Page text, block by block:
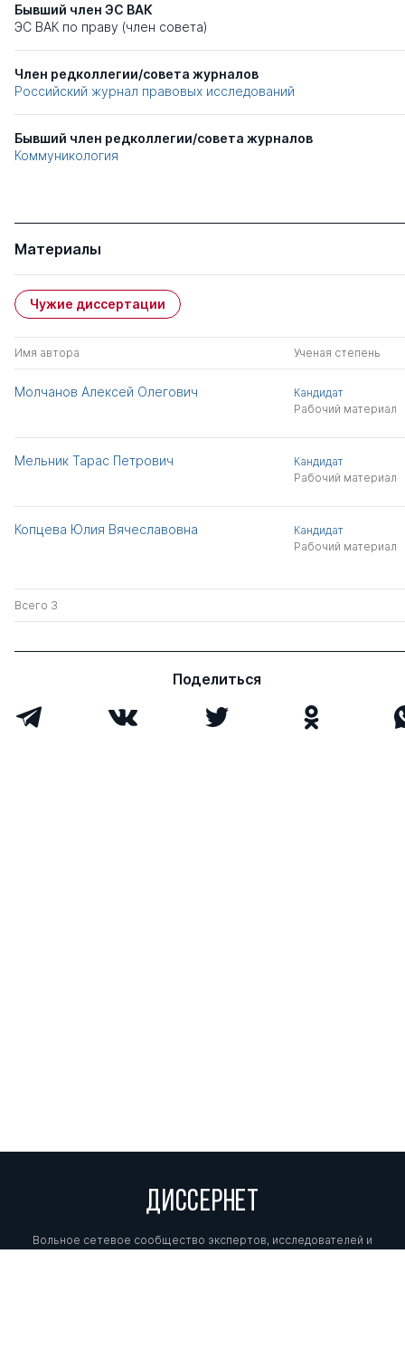
Бывший член ЭС ВАК
ЭС ВАК по праву (член совета)
Член редколлегии/совета журналов
Российский журнал правовых исследований
Бывший член редколлегии/совета журналов
Коммуникология
Материалы
Чужие диссертации
Имя автора Ученая степень
Молчанов Алексей Олегович
Кандидат
Рабочий материал
Мельник Тарас Петрович
Кандидат
Рабочий материал
Копцева Юлия Вячеславовна
Кандидат
Рабочий материал
Всего 3
Поделиться
ДИССЕРНЕТ
Вольное сетевое сообщество экспертов, исследователей и
репортеров, посвящающих свой труд разоблачениям мошенников,